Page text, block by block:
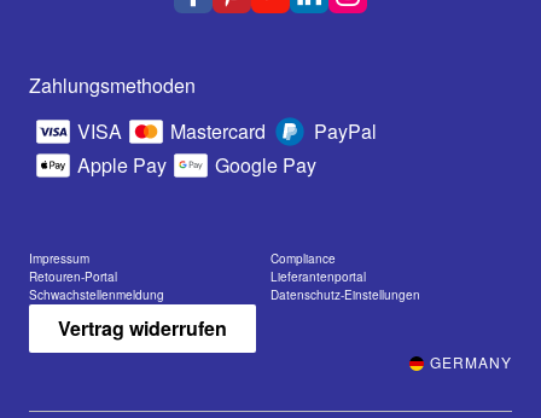
Zahlungsmethoden
VISA
Mastercard
PayPal
Apple Pay
Google Pay
Impressum
Compliance
Retouren-Portal
Lieferantenportal
Schwachstellenmeldung
Datenschutz-Einstellungen
Vertrag widerrufen
GERMANY